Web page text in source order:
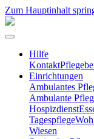
Zum Hauptinhalt
Hilfe
Kontakt
Einrichtungen
Ambulantes
Ambulante
Hospizdienst
Tagespflege
Wiesen